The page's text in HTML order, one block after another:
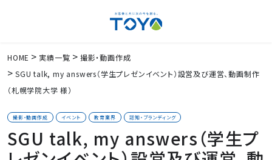
HOME 実績一覧
撮影・動画作成
SGU talk, my answers（学生プレゼンイベント）設営及び運営、動画制作
（札幌学院大学 様）
撮影・動画作成 イベント 教育業界 認知・ブランディング
SGU talk, my answers（学生プ